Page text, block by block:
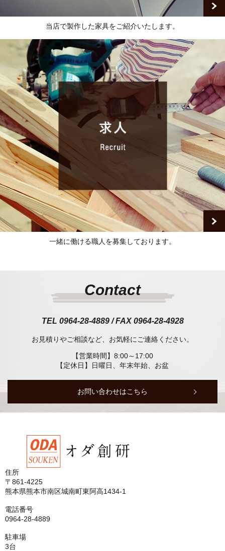
当店で製作した家具をご紹介いたします。
一緒に働ける職人を募集しております。
Contact
TEL 0964-28-4889 / FAX 0964-28-4928
お見積りやご相談など、お気軽にご連絡ください。
【営業時間】8:00～17:00
【定休日】日曜日、年末年始、お盆
お問い合わせはこちら
住所
〒861-4225
熊本県熊本市南区城南町東阿高1434-1
電話番号
0964-28-4889
駐車場
3台